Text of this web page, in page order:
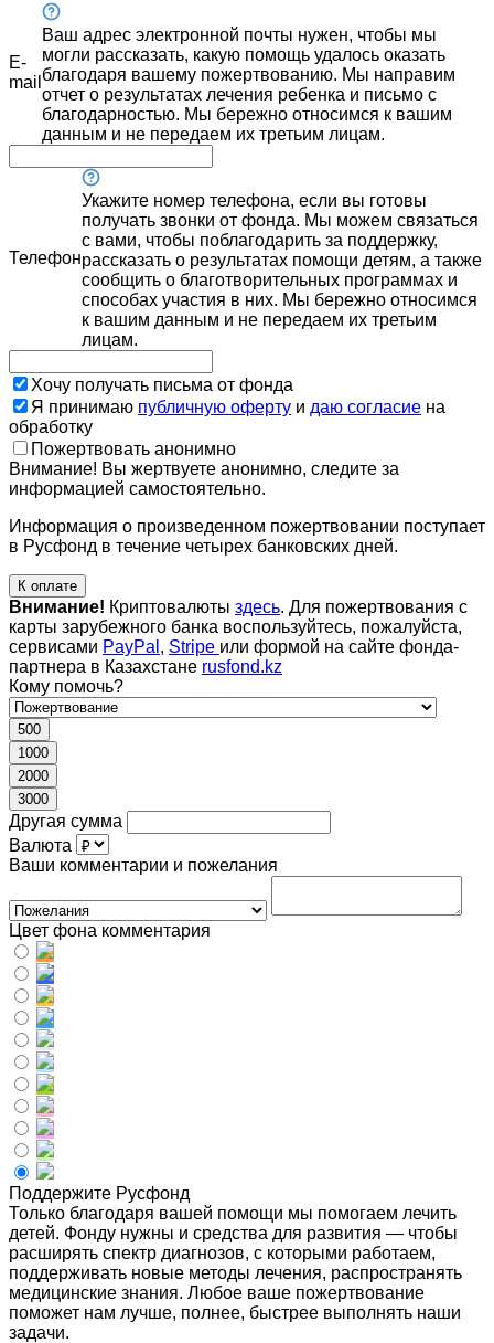
E-
mail
Ваш адрес электронной почты нужен, чтобы мы
могли рассказать, какую помощь удалось оказать
благодаря вашему пожертвованию. Мы направим
отчет о результатах лечения ребенка и письмо с
благодарностью. Мы бережно относимся к вашим
данным и не передаем их третьим лицам.
Телефон
Укажите номер телефона, если вы готовы
получать звонки от фонда. Мы можем связаться
с вами, чтобы поблагодарить за поддержку,
рассказать о результатах помощи детям, а также
сообщить о благотворительных программах и
способах участия в них. Мы бережно относимся
к вашим данным и не передаем их третьим
лицам.
Хочу получать письма от фонда
Я принимаю публичную оферту и даю согласие на
обработку
Пожертвовать анонимно
Внимание! Вы жертвуете анонимно, следите за
информацией самостоятельно.
Информация о произведенном пожертвовании поступает
в Русфонд в течение четырех банковских дней.
К оплате
Внимание! Криптовалюты здесь. Для пожертвования с
карты зарубежного банка воспользуйтесь, пожалуйста,
сервисами PayPal , Stripe или формой на сайте фонда-
партнера в Казахстане rusfond.kz
Кому помочь?
500
1000
2000
3000
Другая сумма
Валюта
Ваши комментарии и пожелания
Цвет фона комментария
Поддержите Русфонд
Только благодаря вашей помощи мы помогаем лечить
детей. Фонду нужны и средства для развития — чтобы
расширять спектр диагнозов, с которыми работаем,
поддерживать новые методы лечения, распространять
медицинские знания. Любое ваше пожертвование
поможет нам лучше, полнее, быстрее выполнять наши
задачи.